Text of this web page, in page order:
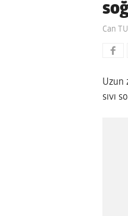
Can
Uzun
sıvı